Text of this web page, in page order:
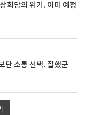
회담의 위기. 이미 예정
단 소통 선택. 잘했군